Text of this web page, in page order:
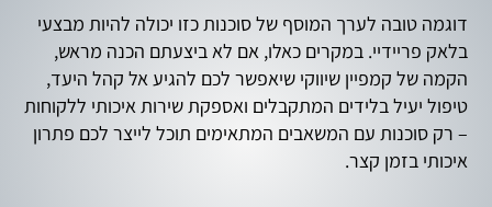
דוגמה טובה לערך המוסף של סוכנות כזו יכולה להיות מבצעי
בלאק פריידיי. במקרים כאלו, אם לא ביצעתם הכנה מראש,
הקמה של קמפיין שיווקי שיאפשר לכם להגיע אל קהל היעד,
טיפול יעיל בלידים המתקבלים ואספקת שירות איכותי ללקוחות
– רק סוכנות עם המשאבים המתאימים תוכל לייצר לכם פתרון
איכותי בזמן קצר.